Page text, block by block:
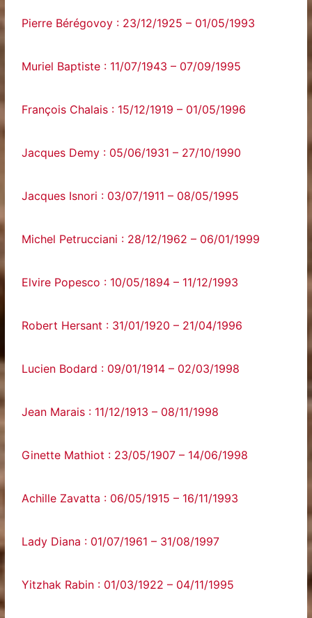
Pierre Bérégovoy : 23/12/1925 – 01/05/1993
Muriel Baptiste : 11/07/1943 – 07/09/1995
François Chalais : 15/12/1919 – 01/05/1996
Jacques Demy : 05/06/1931 – 27/10/1990
Jacques Isnori : 03/07/1911 – 08/05/1995
Michel Petrucciani : 28/12/1962 – 06/01/1999
Elvire Popesco : 10/05/1894 – 11/12/1993
Robert Hersant : 31/01/1920 – 21/04/1996
Lucien Bodard : 09/01/1914 – 02/03/1998
Jean Marais : 11/12/1913 – 08/11/1998
Ginette Mathiot : 23/05/1907 – 14/06/1998
Achille Zavatta : 06/05/1915 – 16/11/1993
Lady Diana : 01/07/1961 – 31/08/1997
Yitzhak Rabin : 01/03/1922 – 04/11/1995